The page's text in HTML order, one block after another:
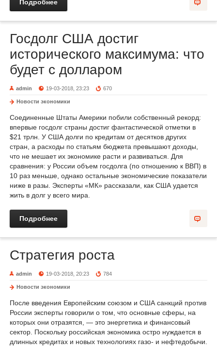
Подробнее
Госдолг США достиг
исторического максимума: что
будет с долларом
admin 19-03-2018, 23:23 670
Новости экономики
Соединенные Штаты Америки побили собственный рекорд:
впервые госдолг страны достиг фантастической отметки в
$21 трлн. У США долги по кредитам от десятков других
стран, а расходы по статьям бюджета превышают доходы,
что не мешает их экономике расти и развиваться. Для
сравнения: у России объем гоcдолга (по отношению к ВВП) в
10 раз меньше, однако остальные экономические показатели
ниже в разы. Эксперты «МК» рассказали, как США удается
жить в долг у всего мира.
Подробнее
Стратегия роста
admin 19-03-2018, 20:23 784
Новости экономики
После введения Европейским союзом и США санкций против
России эксперты говорили о том, что основные сферы, на
которых они отразятся, — это энергетика и финансовый
сектор. Поскольку российская экономика остро нуждается в
длинных кредитах и новых технологиях газо- и нефтедобычи.